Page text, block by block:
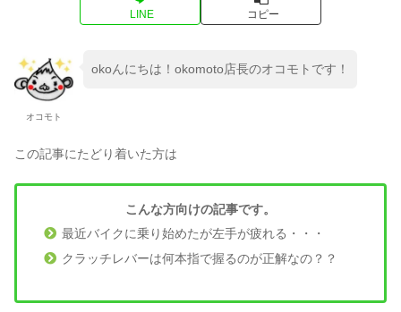
LINE コピー
オコモト
okoんにちは！okomoto店長のオコモトです！
この記事にたどり着いた方は
こんな方向けの記事です。
最近バイクに乗り始めたが左手が疲れる・・・
クラッチレバーは何本指で握るのが正解なの？？